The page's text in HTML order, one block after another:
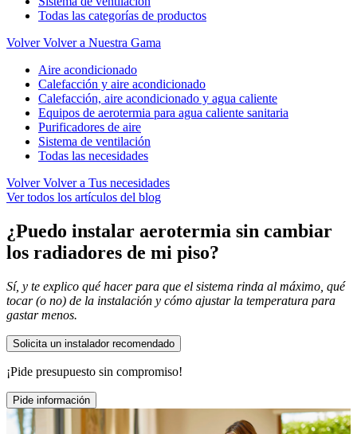
Todas las categorías de productos
Volver Volver a Nuestra Gama
Aire acondicionado
Calefacción y aire acondicionado
Calefacción, aire acondicionado y agua caliente
Equipos de aerotermia para agua caliente sanitaria
Purificadores de aire
Sistema de ventilación
Todas las necesidades
Volver Volver a Tus necesidades
Ver todos los artículos del blog
¿Puedo instalar aerotermia sin cambiar
los radiadores de mi piso?
Sí, y te explico qué hacer para que el sistema rinda al máximo, qué
tocar (o no) de la instalación y cómo ajustar la temperatura para
gastar menos.
Solicita un instalador recomendado
¡Pide presupuesto sin compromiso!
Pide información